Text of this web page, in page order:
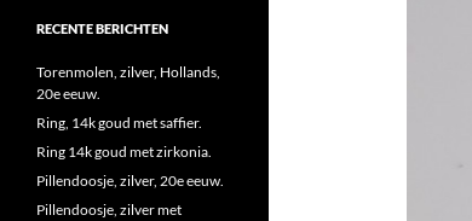
RECENTE BERICHTEN
Torenmolen, zilver, Hollands,
20e eeuw.
Ring, 14k goud met saffier.
Ring 14k goud met zirkonia.
Pillendoosje, zilver, 20e eeuw.
Pillendoosje, zilver met